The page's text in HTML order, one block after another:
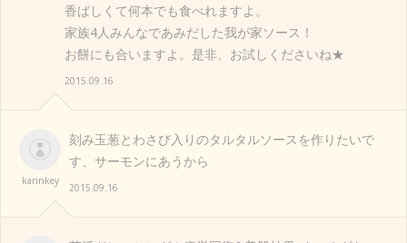
香ばしくて何本でも食べれますよ。
家族4人みんなであみだした我が家ソース！
お餅にも合いますよ。是非、お試しくださいね★
2015.09.16
karinkey
刻み玉葱とわさび入りのタルタルソースを作りたいで
す、サーモンにあうから
2015.09.16